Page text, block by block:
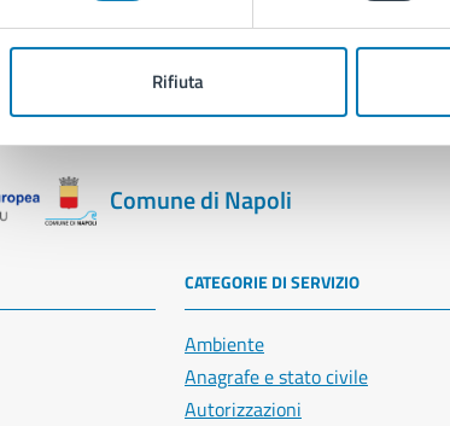
Rifiuta
Segnala disservizio
Comune di Napoli
CATEGORIE DI SERVIZIO
Ambiente
Anagrafe e stato civile
Autorizzazioni